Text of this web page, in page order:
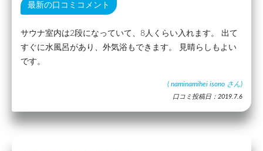
最新の口コミコメント
サウナ室内は2段になっていて、8人くらい入れます。 出て
すぐに水風呂があり、外気浴もできます。 見晴らしもよい
です。
( naminamihei isono さん)
口コミ投稿日：2019.7.6